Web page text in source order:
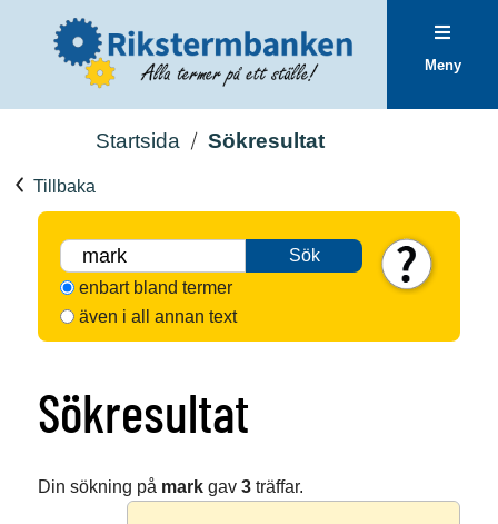
Meny
Startsida Sökresultat
Tillbaka
Sök
enbart bland termer
även i all annan text
Sökresultat
Din sökning på markgav 3träffar.